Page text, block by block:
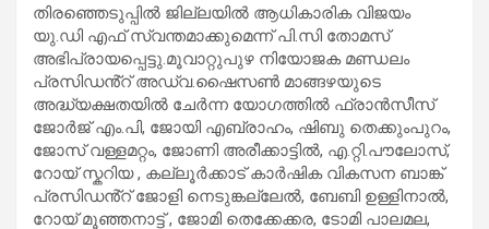
തിരഞ്ഞെടുപ്പിൽ ജില്ലയിൽ ആധികാരിക വിജയം
യു.ഡി എഫ് സ്വന്തമാക്കുമെന്ന് പി.സി തോമസ്
അഭിപ്രായപ്പെട്ടു.മൂവാറ്റുപുഴ നിയോജക മണ്ഡലം
പ്രസിഡൻ്റ് അഡ്വ.ഷൈസൺ മാങ്ങഴയുടെ
അദ്ധ്യക്ഷതയിൽ ചേർന്ന യോഗത്തിൽ ഫ്രാൻസീസ്
ജോർജ് എം.പി, ജോയി എബ്രാഹം, ഷിബു തെക്കുംപുറം,
ജോസ് വള്ളമറ്റം, ജോണി അരീക്കാട്ടിൽ, എ.റ്റി.പൗലോസ്,
റോയ് സ്കറിയ , കല്ലൂർക്കാട് കാർഷിക വികസന ബാങ്ക്
പ്രസിഡൻ്റ് ജോളി നെടുങ്കല്ലേൽ, ബേബി ഉള്ളിനാൽ,
റോയ് മൂഞ്ഞനാട്ട് , ജോമി തെക്കേക്കര, ടോമി പാലമല,